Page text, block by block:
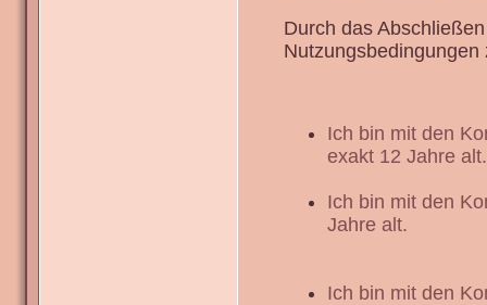
Durch das
Nutzungsbedingungen
Ich bin mit den
exakt 12 Jahre alt.
Ich bin mit den
Jahre alt.
Ich bin mit den